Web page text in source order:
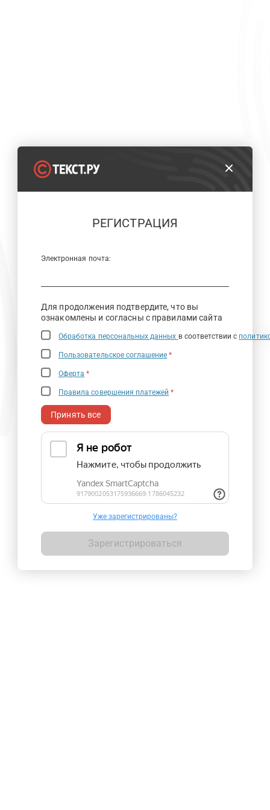
РЕГИСТРАЦИЯ
Электронная почта:
Для продолжения подтвердите, что вы
ознакомлены и согласны с правилами сайта
Обработка персональных данных в соответствии с
Пользовательское соглашение *
Оферта *
Правила совершения платежей *
Принять все
Уже зарегистрированы?
Зарегистрироваться